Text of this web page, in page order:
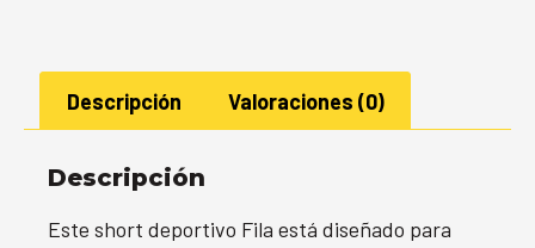
Descripción Valoraciones (0)
Descripción
Este short deportivo Fila está diseñado para